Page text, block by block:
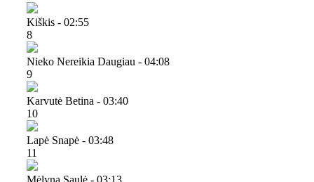
Kiškis - 02:55
8
Nieko Nereikia Daugiau - 04:08
9
Karvutė Betina - 03:40
10
Lapė Snapė - 03:48
11
Mėlyna Saulė - 03:13